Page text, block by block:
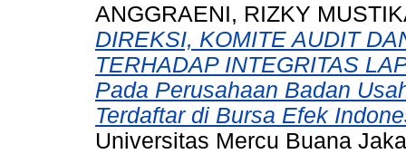
ANGGRAENI, RIZKY
DIREKSI, KOMITE AUDIT
TERHADAP INTEGRITAS
Pada Perusahaan Badan
Terdaftar di Bursa Efek
Universitas Mercu Buana